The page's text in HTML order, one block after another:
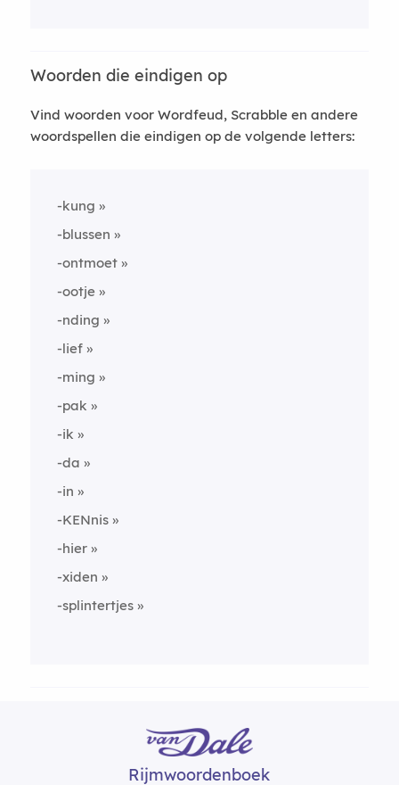
Woorden die eindigen op
Vind woorden voor Wordfeud, Scrabble en andere
woordspellen die eindigen op de volgende letters:
-kung
-blussen
-ontmoet
-ootje
-nding
-lief
-ming
-pak
-ik
-da
-in
-KENnis
-hier
-xiden
-splintertjes
Rijmwoordenboek